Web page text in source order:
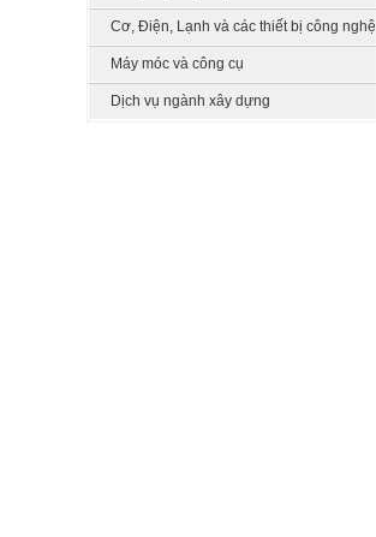
Cơ, Điện, Lạnh và các thiết bị công nghệ
Máy móc và công cụ
Dịch vụ ngành xây dựng